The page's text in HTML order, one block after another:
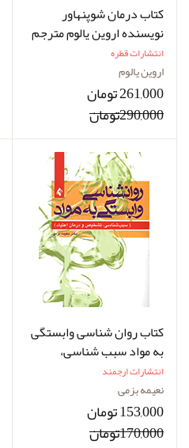
کتاب درمان شوپنهاور
نویسنده اروین یالوم مترجم
سپیده حبیب
انتشارات قطره
اروین یالوم
261,000 تومان
290,000تومان
کتاب روان شناسی وابستگی
به مواد سبب شناسی،
تشخیص و درمان اعتیاد
نویسنده دکتر نعیمه بزمی
انتشارات ارجمند
نعیمه بزمی
153,000 تومان
170,000تومان